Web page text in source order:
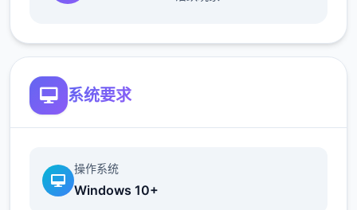
根据不同玩法，女主角会通过丰富的台词和动
画给予多样反馈
系统要求
操作系统
Windows 10+